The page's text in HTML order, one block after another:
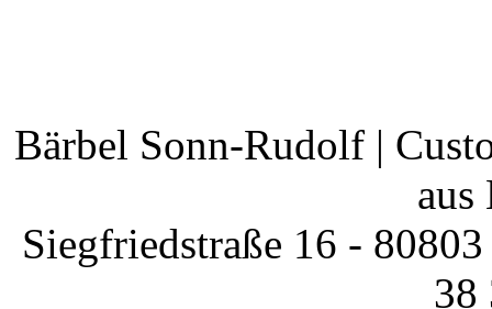
Bärbel Sonn-Rudolf |
aus
Siegfriedstraße 16 -
38